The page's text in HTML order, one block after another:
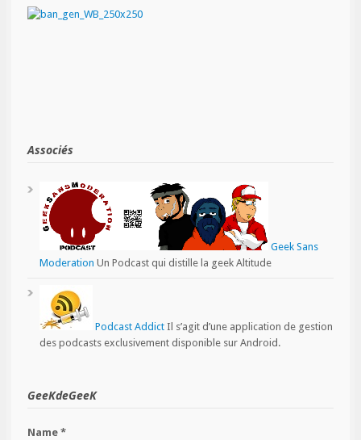
Associés
Geek Sans
Moderation Un Podcast qui distille la geek Altitude
Podcast Addict Il s’agit d’une application de gestion
des podcasts exclusivement disponible sur Android.
GeeKdeGeeK
Name *